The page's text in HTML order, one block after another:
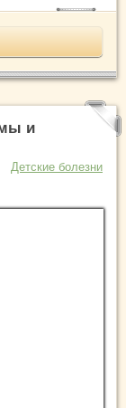
и
Детские болезни